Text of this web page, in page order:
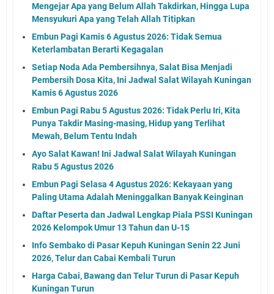
Mengejar Apa yang Belum Allah Takdirkan, Hingga Lupa
Mensyukuri Apa yang Telah Allah Titipkan
Embun Pagi Kamis 6 Agustus 2026: Tidak Semua
Keterlambatan Berarti Kegagalan
Setiap Noda Ada Pembersihnya, Salat Bisa Menjadi
Pembersih Dosa Kita, Ini Jadwal Salat Wilayah Kuningan
Kamis 6 Agustus 2026
Embun Pagi Rabu 5 Agustus 2026: Tidak Perlu Iri, Kita
Punya Takdir Masing-masing, Hidup yang Terlihat
Mewah, Belum Tentu Indah
Ayo Salat Kawan! Ini Jadwal Salat Wilayah Kuningan
Rabu 5 Agustus 2026
Embun Pagi Selasa 4 Agustus 2026: Kekayaan yang
Paling Utama Adalah Meninggalkan Banyak Keinginan
Daftar Peserta dan Jadwal Lengkap Piala PSSI Kuningan
2026 Kelompok Umur 13 Tahun dan U-15
Info Sembako di Pasar Kepuh Kuningan Senin 22 Juni
2026, Telur dan Cabai Kembali Turun
Harga Cabai, Bawang dan Telur Turun di Pasar Kepuh
Kuningan Turun